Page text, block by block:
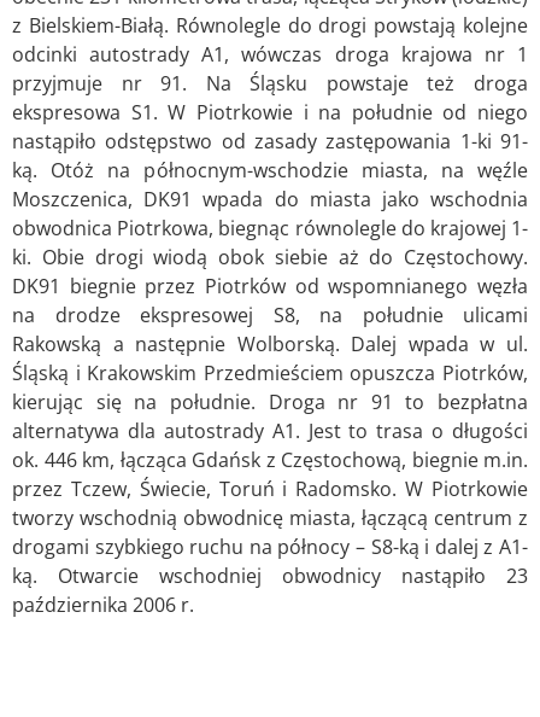
z Bielskiem-Białą. Równolegle do drogi powstają kolejne
odcinki autostrady A1, wówczas droga krajowa nr 1
przyjmuje nr 91. Na Śląsku powstaje też droga
ekspresowa S1. W Piotrkowie i na południe od niego
nastąpiło odstępstwo od zasady zastępowania 1-ki 91-
ką. Otóż na północnym-wschodzie miasta, na węźle
Moszczenica, DK91 wpada do miasta jako wschodnia
obwodnica Piotrkowa, biegnąc równolegle do krajowej 1-
ki. Obie drogi wiodą obok siebie aż do Częstochowy.
DK91 biegnie przez Piotrków od wspomnianego węzła
na drodze ekspresowej S8, na południe ulicami
Rakowską a następnie Wolborską. Dalej wpada w ul.
Śląską i Krakowskim Przedmieściem opuszcza Piotrków,
kierując się na południe. Droga nr 91 to bezpłatna
alternatywa dla autostrady A1. Jest to trasa o długości
ok. 446 km, łącząca Gdańsk z Częstochową, biegnie m.in.
przez Tczew, Świecie, Toruń i Radomsko. W Piotrkowie
tworzy wschodnią obwodnicę miasta, łączącą centrum z
drogami szybkiego ruchu na północy – S8-ką i dalej z A1-
ką. Otwarcie wschodniej obwodnicy nastąpiło 23
października 2006 r.